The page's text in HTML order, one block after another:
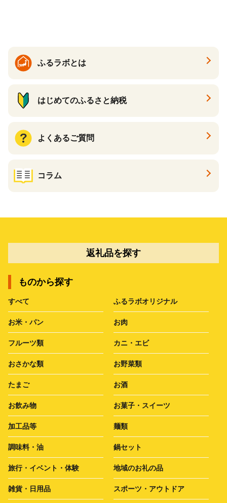
ふるラボとは
はじめてのふるさと納税
よくあるご質問
コラム
返礼品を探す
ものから探す
すべて ふるラボオリジナル
お米・パン お肉
フルーツ類 カニ・エビ
おさかな類 お野菜類
たまご お酒
お飲み物 お菓子・スイーツ
加工品等 麺類
調味料・油 鍋セット
旅行・イベント・体験 地域のお礼の品
雑貨・日用品 スポーツ・アウトドア